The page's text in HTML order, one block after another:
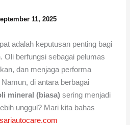
11, 2025
adalah keputusan penting bagi
Oli berfungsi sebagai pelumas
dan menjaga performa
di antara berbagai
mineral (biasa) sering menjadi
unggul? Mari kita bahas